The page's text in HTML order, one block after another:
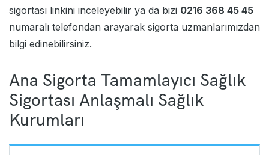
sigortası linkini inceleyebilir ya da bizi 0216 368 45 45
numaralı telefondan arayarak sigorta uzmanlarımızdan
bilgi edinebilirsiniz.
Ana Sigorta Tamamlayıcı Sağlık
Sigortası Anlaşmalı Sağlık
Kurumları